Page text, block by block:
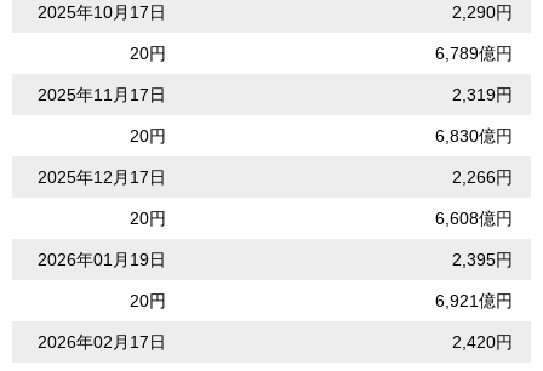
2025年10月17日 2,290円
20円 6,789億円
2025年11月17日 2,319円
20円 6,830億円
2025年12月17日 2,266円
20円 6,608億円
2026年01月19日 2,395円
20円 6,921億円
2026年02月17日 2,420円